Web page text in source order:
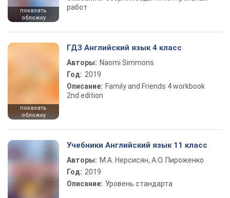
показать
обложку
работ
показать
обложку
ГДЗ Английский язык 4 класс
Авторы: Naomi Simmons
Год: 2019
Описание: Family and Friends 4 workbook
2nd edition
Учебники Английский язык 11 класс
Авторы: М.А. Нерсисян, А.О. Пироженко
Год: 2019
Описание: Уровень стандарта